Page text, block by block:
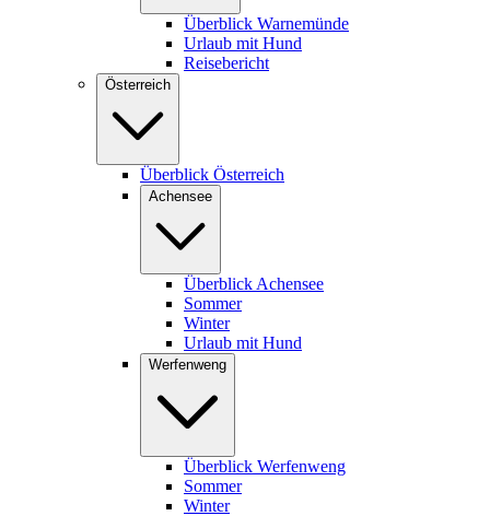
Überblick Warnemünde
Urlaub mit Hund
Reisebericht
Österreich
Überblick Österreich
Achensee
Überblick Achensee
Sommer
Winter
Urlaub mit Hund
Werfenweng
Überblick Werfenweng
Sommer
Winter